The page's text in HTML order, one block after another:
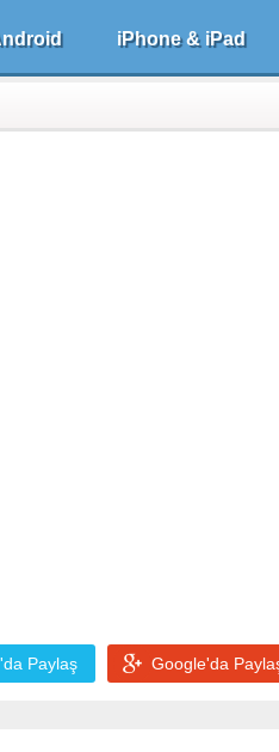
iPhone & iPad
Paylaş Google'da